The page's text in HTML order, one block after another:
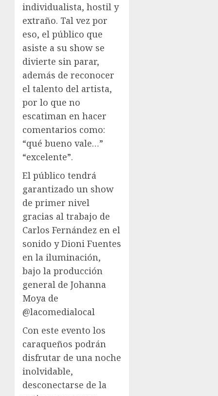
individualista, hostil y
extraño. Tal vez por
eso, el público que
asiste a su show se
divierte sin parar,
además de reconocer
el talento del artista,
por lo que no
escatiman en hacer
comentarios como:
“qué bueno vale…”
“excelente”.
El público tendrá
garantizado un show
de primer nivel
gracias al trabajo de
Carlos Fernández en el
sonido y Dioni Fuentes
en la iluminación,
bajo la producción
general de Johanna
Moya de
@lacomedialocal
Con este evento los
caraqueños podrán
disfrutar de una noche
inolvidable,
desconectarse de la